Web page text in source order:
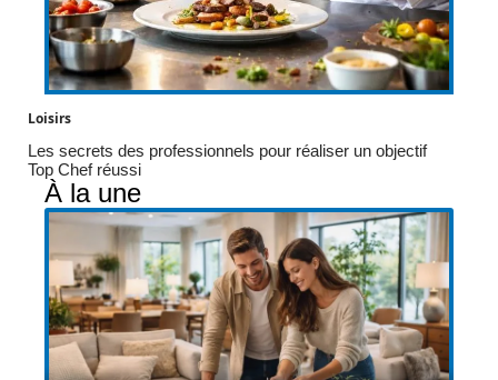
Loisirs
Les secrets des professionnels pour réaliser un objectif
Top Chef réussi
À la une